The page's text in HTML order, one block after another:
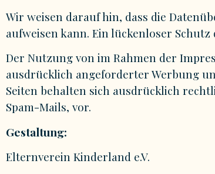
Wir weisen darauf hin, dass die
aufweisen kann. Ein lückenloser
Der Nutzung von im Rahmen der
ausdrücklich angeforderter Werbung
Seiten behalten sich ausdrücklich
Spam-Mails, vor.
Gestaltung:
Elternverein Kinderland e.V.